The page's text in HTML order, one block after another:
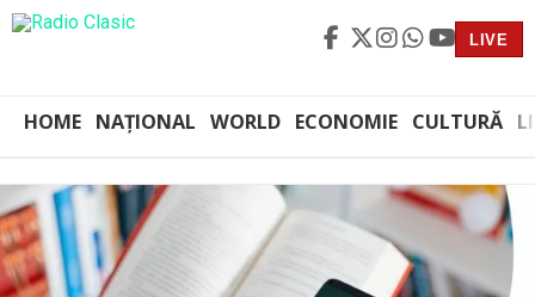
LIVE
HOME NAȚIONAL WORLD ECONOMIE CULTURĂ